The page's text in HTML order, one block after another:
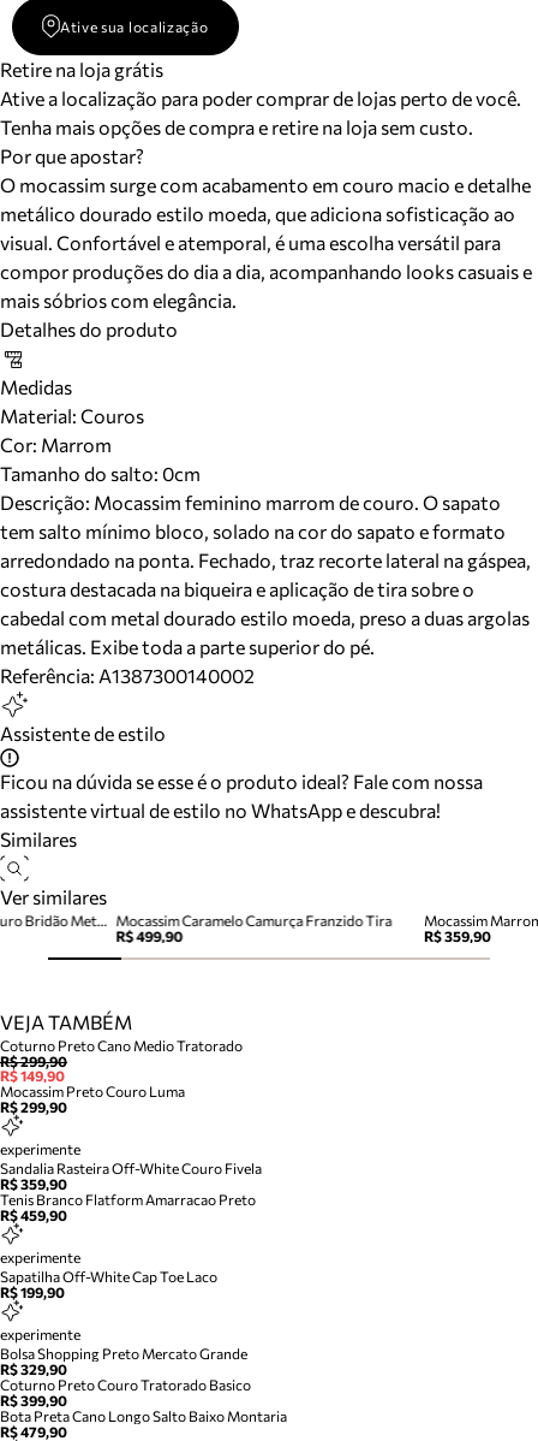
Ative sua localização
Retire na loja grátis
Ative a localização para poder comprar de lojas perto de você.
Tenha mais opções de compra e retire na loja sem custo.
Por que apostar?
O mocassim surge com acabamento em couro macio e detalhe
metálico dourado estilo moeda, que adiciona sofisticação ao
visual. Confortável e atemporal, é uma escolha versátil para
compor produções do dia a dia, acompanhando looks casuais e
mais sóbrios com elegância.
Detalhes do produto
Medidas
Material: Couros
Cor: Marrom
Tamanho do salto: 0cm
Descrição: Mocassim feminino marrom de couro. O sapato
tem salto mínimo bloco, solado na cor do sapato e formato
arredondado na ponta. Fechado, traz recorte lateral na gáspea,
costura destacada na biqueira e aplicação de tira sobre o
cabedal com metal dourado estilo moeda, preso a duas argolas
metálicas. Exibe toda a parte superior do pé.
Referência: A1387300140002
Assistente de estilo
Ficou na dúvida se esse é o produto ideal? Fale com nossa
assistente virtual de estilo no WhatsApp e descubra!
Similares
Ver similares
Mocassim Caramelo Camurça Franzido Tira
R$ 499,90
R$ 359,90
Mocassim Marrom Almond Couro Bridão Metálico
VEJA TAMBÉM
Coturno Preto Cano Medio Tratorado
R$ 299,90
R$ 149,90
Mocassim Preto Couro Luma
R$ 299,90
experimente
Sandalia Rasteira Off-White Couro Fivela
R$ 359,90
Tenis Branco Flatform Amarracao Preto
R$ 459,90
experimente
Sapatilha Off-White Cap Toe Laco
R$ 199,90
experimente
Bolsa Shopping Preto Mercato Grande
R$ 329,90
Coturno Preto Couro Tratorado Basico
R$ 399,90
Bota Preta Cano Longo Salto Baixo Montaria
R$ 479,90